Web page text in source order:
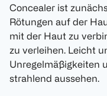
Concealer ist
Rötungen auf der
mit der Haut zu
zu verleihen. Leicht
Unregelmäßigkeiten
strahlend aussehen.